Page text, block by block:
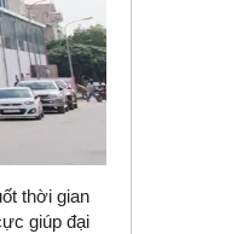
thời gian
giúp đại